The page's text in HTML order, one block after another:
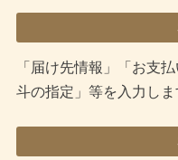
「届け先情報」「お支
斗の指定」等を入力しま